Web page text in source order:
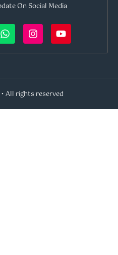
On Social Media
• All rights reserved